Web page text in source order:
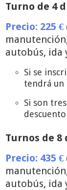
Turno de 4
Precio: 225 €
autobús, ida
Si se
tendrá un
Si son
Turnos de 8
Precio: 435 €
autobús, ida